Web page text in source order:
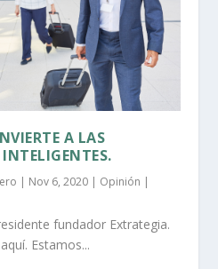
A LAS
| Nov 6, 2020 | Opinión |
fundador Extrategia.
Estamos...